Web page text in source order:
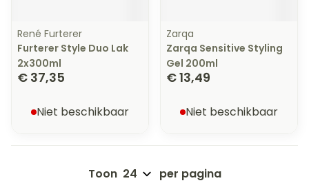
René Furterer
Furterer Style Duo Lak
2x300ml
€ 37,35
Niet beschikbaar
Zarqa
Zarqa Sensitive Styling
Gel 200ml
€ 13,49
Niet beschikbaar
Toon per pagina